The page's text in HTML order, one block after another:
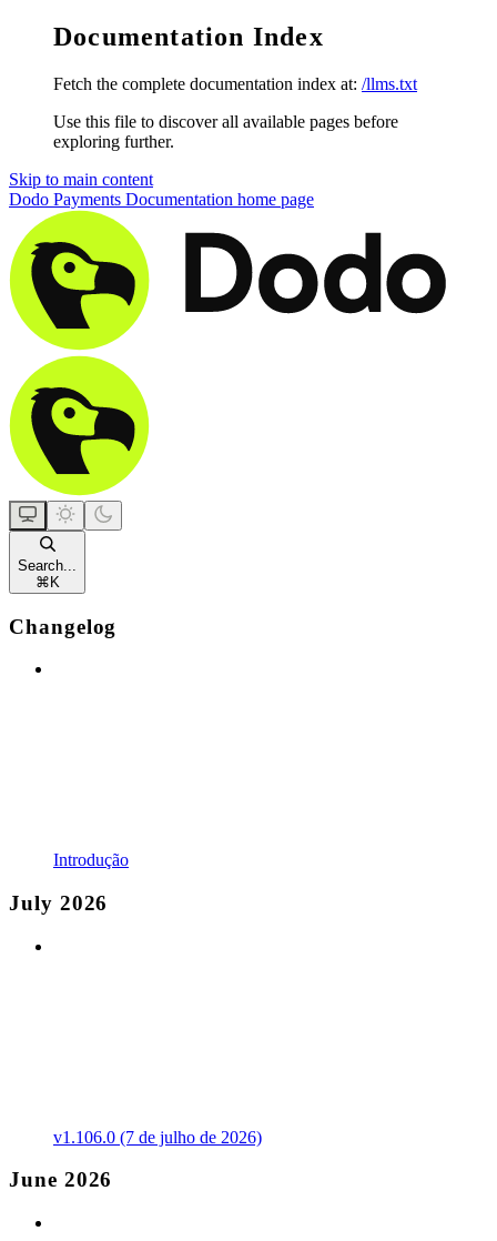
Documentation Index
Fetch the complete documentation index at: /llms.txt
Use this file to discover all available pages before
exploring further.
Skip to main content
Dodo Payments Documentation home page
Search...
⌘ K
Changelog
Introdução
July 2026
v1.106.0 (7 de julho de 2026)
June 2026